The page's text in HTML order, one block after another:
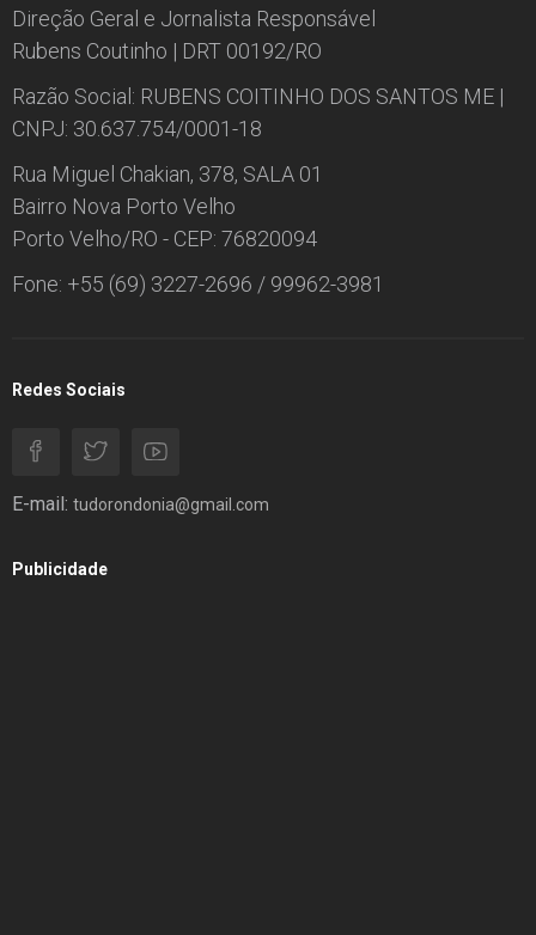
Direção Geral e Jornalista Responsável
Rubens Coutinho | DRT 00192/RO
Razão Social: RUBENS COITINHO DOS SANTOS ME |
CNPJ: 30.637.754/0001-18
Rua Miguel Chakian, 378, SALA 01
Bairro Nova Porto Velho
Porto Velho/RO - CEP: 76820094
Fone: +55 (69) 3227-2696 / 99962-3981
Redes Sociais
E-mail: tudorondonia@gmail.com
Publicidade